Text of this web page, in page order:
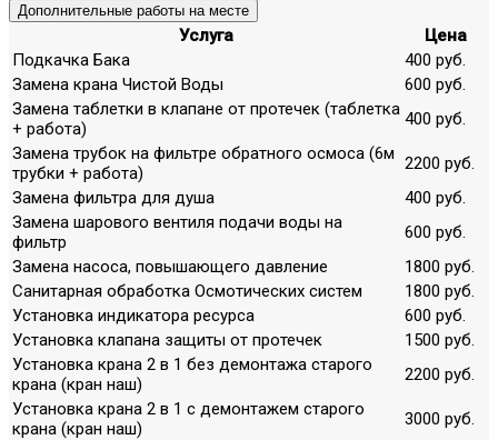
Дополнительные работы на месте
Услуга
Цена
Подкачка Бака
400 руб.
Замена крана Чистой Воды
600 руб.
Замена таблетки в клапане от протечек (таблетка
+ работа)
400 руб.
Замена трубок на фильтре обратного осмоса (6м
трубки + работа)
2200 руб.
Замена фильтра для душа
400 руб.
Замена шарового вентиля подачи воды на
фильтр
600 руб.
Замена насоса, повышающего давление
1800 руб.
Санитарная обработка Осмотических систем
1800 руб.
Установка индикатора ресурса
600 руб.
Установка клапана защиты от протечек
1500 руб.
Установка крана 2 в 1 без демонтажа старого
крана (кран наш)
2200 руб.
Установка крана 2 в 1 с демонтажем старого
крана (кран наш)
3000 руб.